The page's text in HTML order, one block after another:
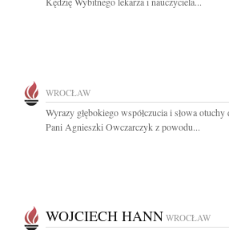
WROCŁAW
Wyrazy głębokiego współczucia i słowa otuchy
Pani Agnieszki Owczarczyk z powodu...
WOJCIECH HANN WROCŁAW